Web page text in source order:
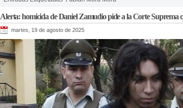
Alerta: homicida de Daniel Zamudio pide a la Corte Suprema
martes, 19 de agosto de 2025